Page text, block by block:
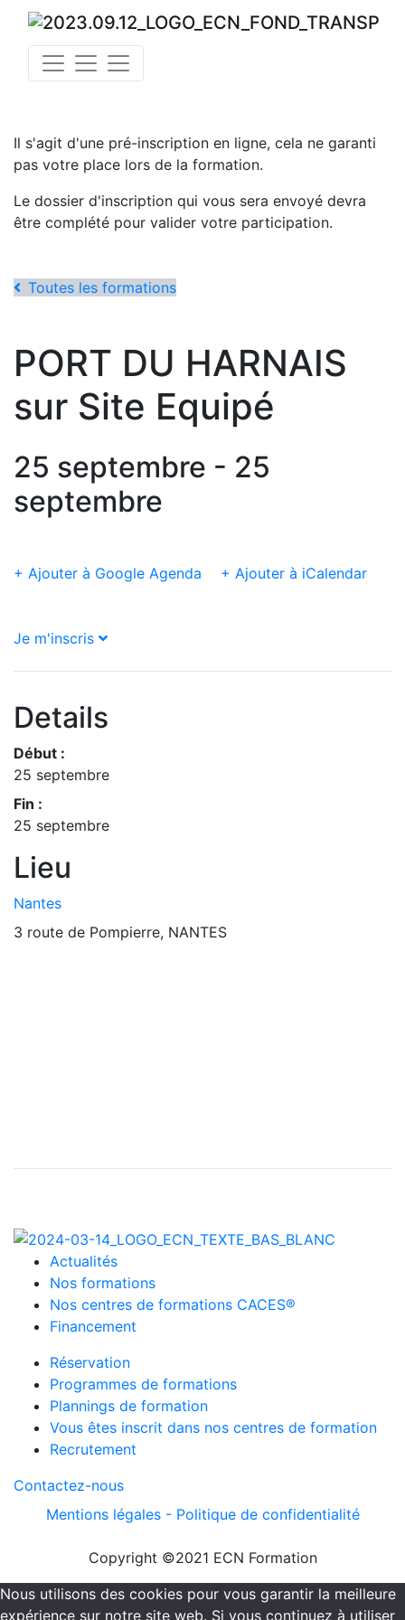
Il s'agit d'une pré-inscription en ligne, cela ne garanti
pas votre place lors de la formation.
Le dossier d'inscription qui vous sera envoyé devra
être complété pour valider votre participation.
Toutes les formations
PORT DU HARNAIS
sur Site Equipé
25 septembre - 25
septembre
+ Ajouter à Google Agenda + Ajouter à iCalendar
Je m'inscris
Details
Début :
25 septembre
Fin :
25 septembre
Lieu
Nantes
3 route de Pompierre, NANTES
Actualités
Nos formations
Nos centres de formations CACES®
Financement
Réservation
Programmes de formations
Plannings de formation
Vous êtes inscrit dans nos centres de formation
Recrutement
Contactez-nous
Mentions légales - Politique de confidentialité
Copyright ©2021 ECN Formation
Nous utilisons des cookies pour vous garantir la meilleure
expérience sur notre site web. Si vous continuez à utiliser